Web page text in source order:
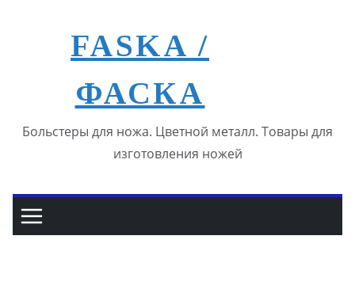
содержимомуFASKA /
ФАСКА
Больстеры для ножа. Цветной металл. Товары для
изготовления ножей